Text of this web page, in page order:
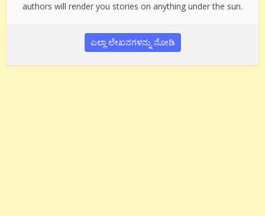
authors will render you stories on anything under the sun.
ಎಲ್ಲಾ ಲೇಖನಗಳನ್ನು ನೋಡಿ